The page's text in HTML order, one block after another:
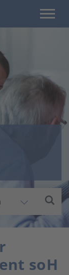
soH